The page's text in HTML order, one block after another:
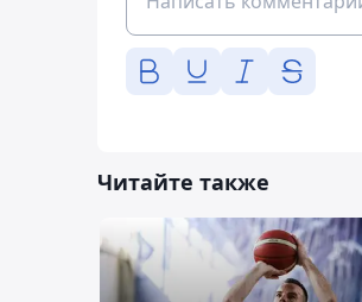
Читайте также